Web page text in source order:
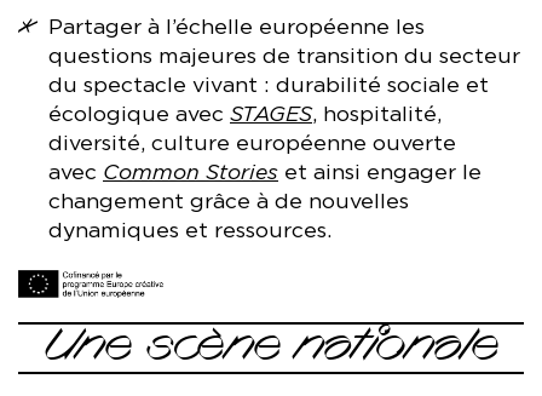
Partager à l’échelle européenne les
questions majeures de transition du secteur
du spectacle vivant : durabilité sociale et
écologique avec STAGES, hospitalité,
diversité, culture européenne ouverte
avec Common Stories et ainsi engager le
changement grâce à de nouvelles
dynamiques et ressources.
Une scène nationale